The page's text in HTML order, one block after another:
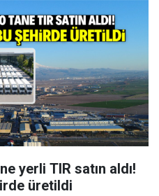
yerli TIR satın aldı!
üretildi